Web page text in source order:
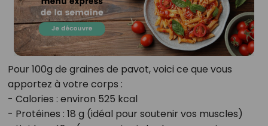
Pour 100g de graines de pavot, voici ce que vous
apportez à votre corps :
- Calories : environ 525 kcal
- Protéines : 18 g (idéal pour soutenir vos muscles)